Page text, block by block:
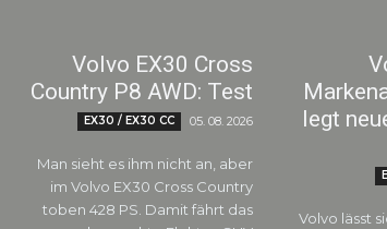
Volvo EX30 Cross
Country P8 AWD: Test
EX30 / EX30 CC 05. 08. 2026
Man sieht es ihm nicht an, aber
im Volvo EX30 Cross Country
toben 428 PS. Damit fährt das
legt
Volvo lässt